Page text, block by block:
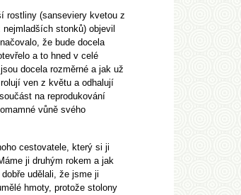
rostliny (sanseviery kvetou z
stonků) objevil
že bude docela
a to hned v celé
docela rozměrné a jak už
ven z květu a odhalují
na reprodukování
vůně svého
cestovatele, který si ji
ji druhým rokem a jak
udělali, že jsme ji
hmoty, protože stolony